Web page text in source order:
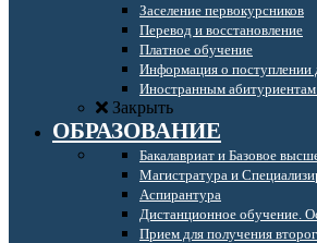
Заселение первокурсников
Перевод и восстановление
Платное обучение
Информация о поступлении
Иностранным
Закрыть
ОБРАЗОВАНИЕ
Бакалавриат и Базовое
Магистратура и
Аспирантура
Дистанционное обучение.
Прием для получения